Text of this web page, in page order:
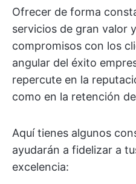
Ofrecer de forma
servicios de gran valor
compromisos con los
angular del éxito
repercute en la
como en la retención
Aquí tienes algunos
ayudarán a fidelizar a
excelencia: